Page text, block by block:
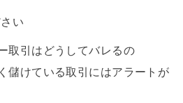
い
取引はどうしてバレるの
儲けている取引にはアラートが